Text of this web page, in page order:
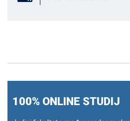
100% ONLINE STUDIJ